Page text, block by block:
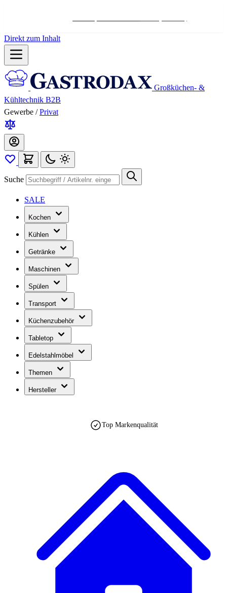
Direkt zum Inhalt
Großküchen- &
Kühltechnik B2B
Gewerbe / Privat
Suche
SALE
Kochen
Kühlen
Getränke
Maschinen
Spülen
Transport
Küchenzubehör
Tabletop
Edelstahlmöbel
Themen
Hersteller
Top Markenqualität